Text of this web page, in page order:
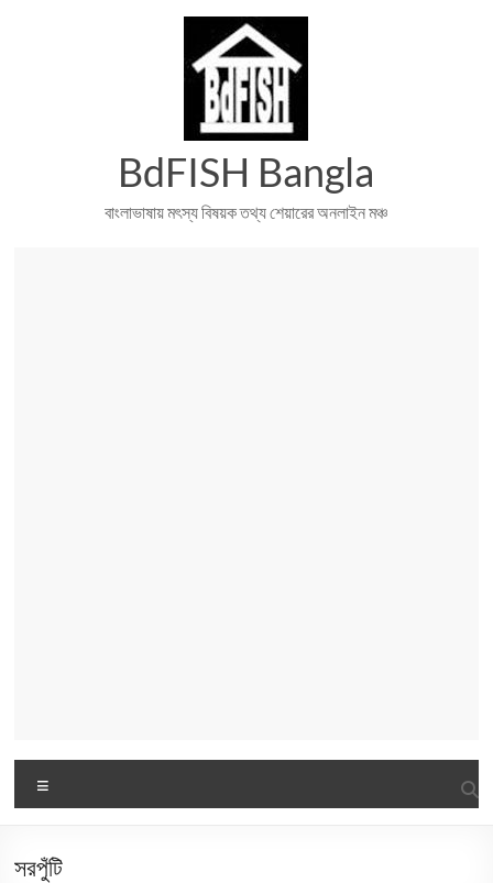
BdFISH Bangla
বাংলাভাষায় মৎস্য বিষয়ক তথ্য শেয়ারের অনলাইন মঞ্চ
সরপুঁটি